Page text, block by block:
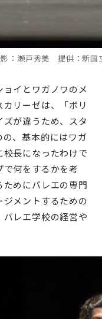
：瀬戸秀美 提供：新国
イとワガノワのメ
リーゼは、「ボリ
が違うため、スタ
、基本的にはワガ
長になったわけで
何をするかを考
めにバレエの専門
メントするための
レエ学校の経営や